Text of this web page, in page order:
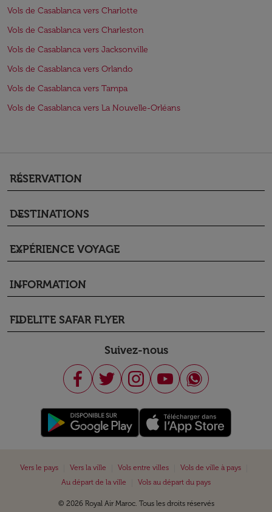
Vols de Casablanca vers Charlotte
Vols de Casablanca vers Charleston
Vols de Casablanca vers Jacksonville
Vols de Casablanca vers Orlando
Vols de Casablanca vers Tampa
Vols de Casablanca vers La Nouvelle-Orléans
RÉSERVATION
keyboard_arrow_down
DESTINATIONS
keyboard_arrow_down
EXPÉRIENCE VOYAGE
keyboard_arrow_down
INFORMATION
keyboard_arrow_down
FIDELITE SAFAR FLYER
keyboard_arrow_down
Suivez-nous
Vers le pays Vers la ville Vols entre villes Vols de ville à pays
Au départ de la ville
Vols au départ du pays
© 2026 Royal Air Maroc. Tous les droits réservés